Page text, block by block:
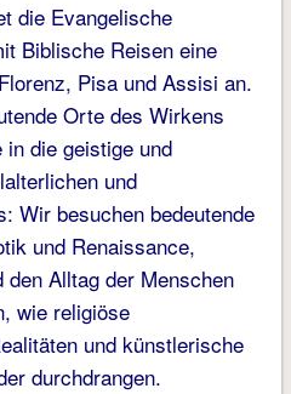
die Evangelische
Biblische Reisen eine
Pisa und Assisi an.
Orte des Wirkens
die geistige und
und
Wir besuchen bedeutende
und Renaissance,
den Alltag der Menschen
wie religiöse
und künstlerische
durchdrangen.